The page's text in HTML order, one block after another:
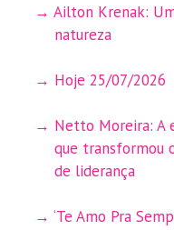
Ailton Krenak:
natureza
Hoje 25/07/2026
Netto Moreira: A
que transformou
de liderança
‘Te Amo Pra